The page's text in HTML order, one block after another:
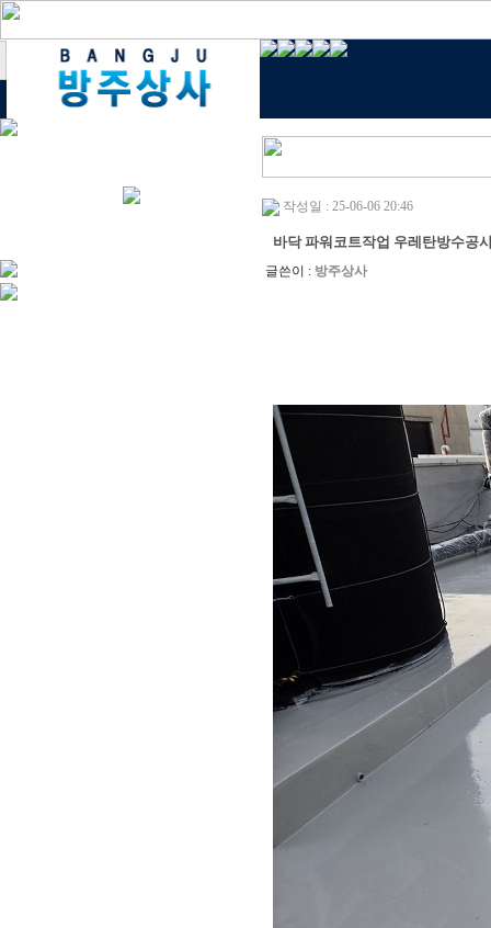
작성일 : 25-06-06 20:46
바닥 파워코트작업 우레탄방수공
글쓴이 : 방주상사